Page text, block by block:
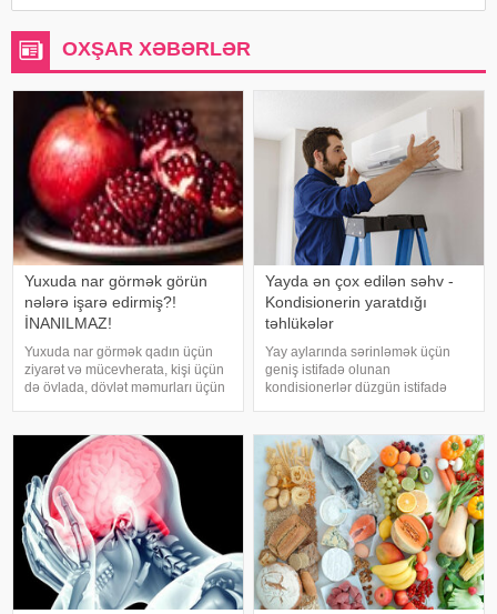
OXŞAR XƏBƏRLƏR
Yuxuda nar görmək görün
nələrə işarə edirmiş?!
İNANILMAZ!
Yuxuda nar görmək qadın üçün
ziyarət və mücevherata, kişi üçün
də övlada, dövlət məmurları üçün
bərəkətinə, tacir üçün çox quru,
xalq üçün yaxşı bir idarəy
Yayda ən çox edilən səhv -
Kondisionerin yaratdığı
təhlükələr
Yay aylarında sərinləmək üçün
geniş istifadə olunan
kondisionerlər düzgün istifadə
xəbər verir ki, ani temperatur
dəyişiklikləri, quru hava və
baxımsız kondisionerlərd